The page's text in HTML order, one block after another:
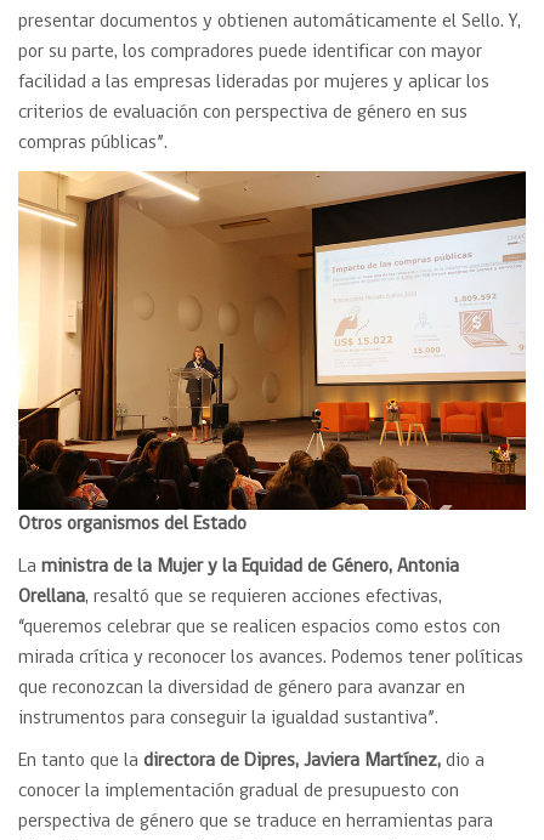
presentar documentos y obtienen automáticamente el Sello. Y,
por su parte, los compradores puede identificar con mayor
facilidad a las empresas lideradas por mujeres y aplicar los
criterios de evaluación con perspectiva de género en sus
compras públicas”.
Otros organismos del Estado
La ministra de la Mujer y la Equidad de Género, Antonia
Orellana, resaltó que se requieren acciones efectivas,
“queremos celebrar que se realicen espacios como estos con
mirada crítica y reconocer los avances. Podemos tener políticas
que reconozcan la diversidad de género para avanzar en
instrumentos para conseguir la igualdad sustantiva”.
En tanto que la directora de Dipres, Javiera Martínez, dio a
conocer la implementación gradual de presupuesto con
perspectiva de género que se traduce en herramientas para